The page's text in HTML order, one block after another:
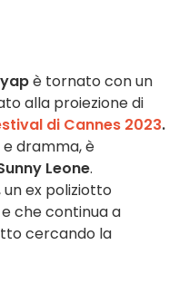
è tornato con un
alla proiezione di
di Cannes 2023.
e dramma, è
Leone.
ex poliziotto
che continua a
cercando la